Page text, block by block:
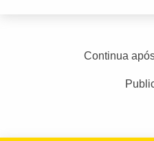
Continua